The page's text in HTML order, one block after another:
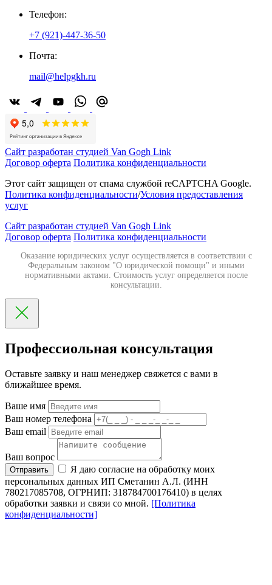
Телефон:
+7 (921)-447-36-50
Почта:
mail@helpgkh.ru
Сайт разработан студией Van Gogh Link
Договор оферта Политика конфиденциальности
Этот сайт защищен от спама службой reCAPTCHA Google.
Политика конфиденциальности/Условия предоставления
услуг
Сайт разработан студией Van Gogh Link
Договор оферта Политика конфиденциальности
Оказание юридических услуг осуществляется в соответствии с
Федеральным законом "О юридической помощи" и иными
нормативными актами. Стоимость услуг определяется после
консультации.
Профессиольная консультация
Оставьте заявку и наш менеджер свяжется с вами в
ближайшее время.
Ваше имя
Ваш номер телефона
Ваш email
Ваш вопрос
Отправить
Я даю согласие на обработку моих
персональных данных ИП Сметанин А.Л. (ИНН
780217085708, ОГРНИП: 318784700176410) в целях
обработки заявки и связи со мной. [Политика
конфиденциальности]